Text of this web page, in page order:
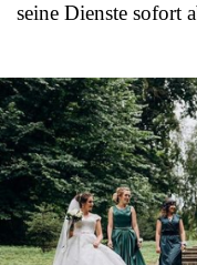
seine Dienste sofort